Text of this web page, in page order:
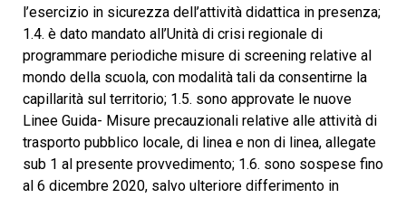
l’esercizio in sicurezza dell’attività didattica in presenza;
1.4. è dato mandato all’Unità di crisi regionale di
programmare periodiche misure di screening relative al
mondo della scuola, con modalità tali da consentirne la
capillarità sul territorio; 1.5. sono approvate le nuove
Linee Guida- Misure precauzionali relative alle attività di
trasporto pubblico locale, di linea e non di linea, allegate
sub 1 al presente provvedimento; 1.6. sono sospese fino
al 6 dicembre 2020, salvo ulteriore differimento in